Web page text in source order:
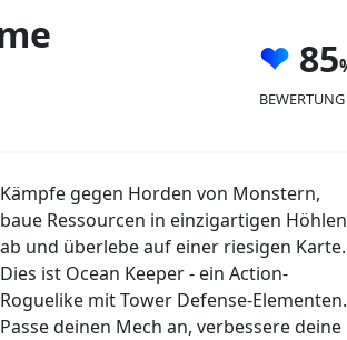
85
BEWERTUNG
Kämpfe gegen Horden von Monstern,
baue Ressourcen in einzigartigen Höhlen
ab und überlebe auf einer riesigen Karte.
Dies ist Ocean Keeper - ein Action-
Roguelike mit Tower Defense-Elementen.
Passe deinen Mech an, verbessere deine